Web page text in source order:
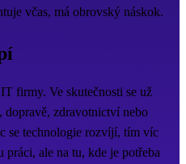
včas, má obrovský náskok.
firmy. Ve skutečnosti se už
dopravě, zdravotnictví nebo
se technologie rozvíjí, tím víc
ale na tu, kde je potřeba